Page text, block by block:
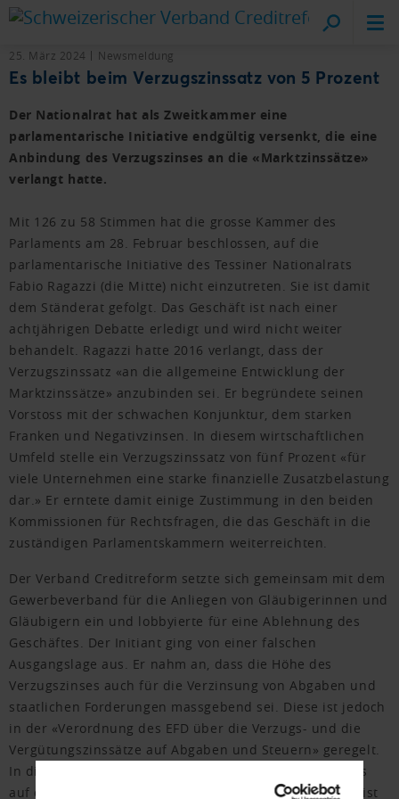
25. März 2024 Newsmeldung
Es bleibt beim Verzugszinssatz von 5 Prozent
Der Nationalrat hat als Zweitkammer eine
parlamentarische Initiative endgültig versenkt, die eine
Anbindung des Verzugszinses an die «Marktzinssätze»
verlangt hatte.
Mit 126 zu 58 Stimmen hat die grosse Kammer des
Parlaments am 28. Februar beschlossen, auf die
parlamentarische Initiative des Tessiner Nationalrats
Fabio Ragazzi (die Mitte) nicht einzutreten. Sie ist damit
dem Ständerat gefolgt. Das Geschäft ist nach einer
achtjährigen Debatte erledigt und wird nicht weiter
behandelt. Ragazzi hatte 2016 verlangt, dass der
Verzugszinssatz «an die allgemeine Entwicklung der
Marktzinssätze» anzubinden sei. Er begründete seinen
Vorstoss mit der schwachen Konjunktur, dem starken
Franken und Negativzinsen. In diesem wirtschaftlichen
Umfeld stelle ein Verzugszinssatz von fünf Prozent «für
viele Unternehmen eine starke finanzielle Zusatzbelastung
dar.» Er erntete damit einige Zustimmung in den beiden
Kommissionen für Rechtsfragen, die das Geschäft in die
zuständigen Parlamentskammern weiterreichten.
Der Verband Creditreform setzte sich gemeinsam mit dem
Gewerbeverband für die Anliegen von Gläubigerinnen und
Gläubigern ein und lobbyierte für eine Ablehnung des
Geschäftes. Der Initiant ging von einer falschen
Ausgangslage aus. Er nahm an, dass die Höhe des
Verzugszinses auch für die Verzinsung von Abgaben und
staatlichen Forderungen massgebend sei. Diese ist jedoch
in der «Verordnung des EFD über die Verzugs- und die
Vergütungszinssätze auf Abgaben und Steuern» geregelt.
In die Irre führte auch das Argument, beim Verzugszins
auf den Saron (früher Libor) Bezug zu nehmen. Dieser ist